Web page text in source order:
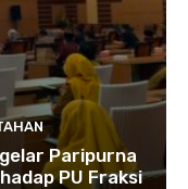
Paripurna
PU Fraksi